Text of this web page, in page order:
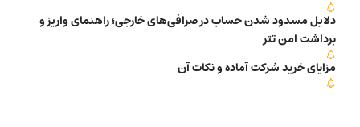
دلایل مسدود شدن حساب در صرافی‌های خارجی؛ راهنمای واریز و
برداشت امن تتر
مزایای خرید شرکت آماده و نکات آن